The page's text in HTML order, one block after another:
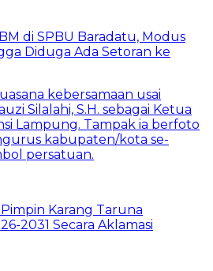
di SPBU Baradatu, Modus
Diduga Ada Setoran ke
Karang Taruna
2031 Secara Aklamasi